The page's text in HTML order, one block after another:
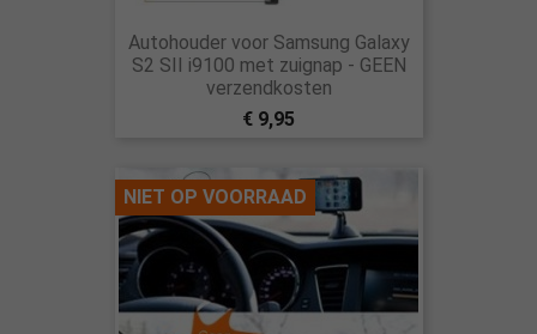
Autohouder voor Samsung Galaxy
S2 SII i9100 met zuignap - GEEN
verzendkosten
€ 9,95
NIET OP VOORRAAD